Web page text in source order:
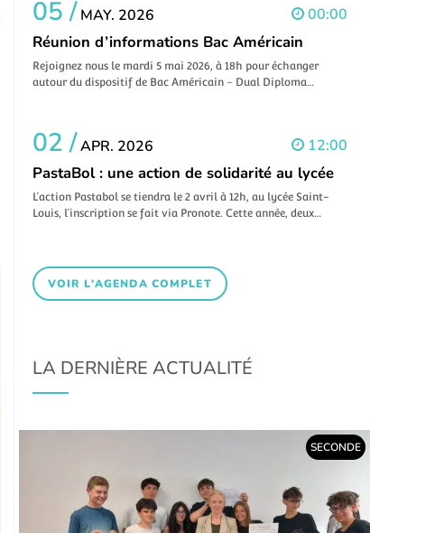
05 / MAY. 2026 00:00
Réunion d’informations Bac Américain
Rejoignez nous le mardi 5 mai 2026, à 18h pour échanger
autour du dispositif de Bac Américain – Dual Diploma…
02 /APR. 2026 12:00
PastaBol : une action de solidarité au lycée
L’action Pastabol se tiendra le 2 avril à 12h, au lycée Saint-
Louis, l’inscription se fait via Pronote. Cette année, deux…
VOIR L'AGENDA COMPLET
LA DERNIÈRE ACTUALITÉ
SECONDE